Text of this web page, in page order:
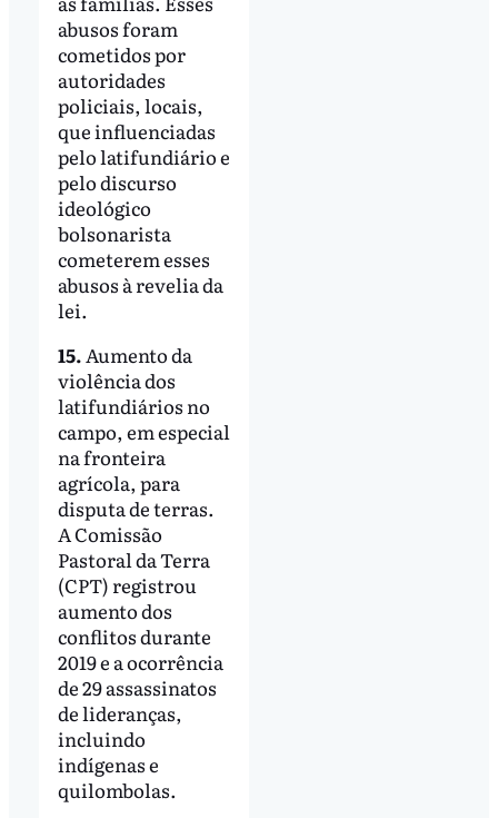
abusos foram
cometidos por
autoridades
policiais, locais,
que influenciadas
pelo latifundiário e
pelo discurso
ideológico
bolsonarista
cometerem esses
abusos à revelia da
lei.
15.Aumento da
violência dos
latifundiários no
campo, em especial
na fronteira
agrícola, para
disputa de terras.
A Comissão
Pastoral da Terra
(CPT) registrou
aumento dos
conflitos durante
2019 e a ocorrência
de 29 assassinatos
de lideranças,
incluindo
indígenas e
quilombolas.